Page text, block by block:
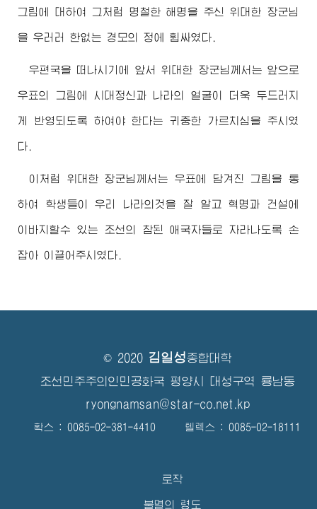
그림에 대하여 그처럼 명철한 해명을 주신위대한 장군님
을 우러러 한없는 경모의 정에 휩싸였다.
우편국을 떠나시기에 앞서위대한 장군님께서 는 앞으로
우표의 그림에 시대정신과 나라의 얼굴이 더욱 두드러지
게 반영되도록 하여야 한다는 귀중한 가르치심을 주시였
다.
이처럼 위대한 장군님께서는 우표에 담겨진 그림을 통
하여 학생들이 우리 나라의것을 잘 알고 혁명과 건설에
이바지할수 있는 조선의 참된 애국자들로 자라나도록 손
잡아 이끌어주시였다.
© 2020 김일성종합대학
조선민주주의인민공화국 평양시 대성구역 룡남동
ryongnamsan@star-co.net.kp
확스 : 0085-02-381-4410 텔렉스 : 0085-02-18111
로작
불멸의 령도